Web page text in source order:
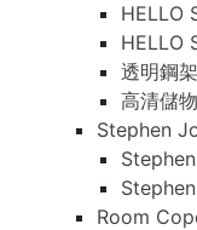
HELLO
HELLO
透明鋼
高清儲
Stephen
Room